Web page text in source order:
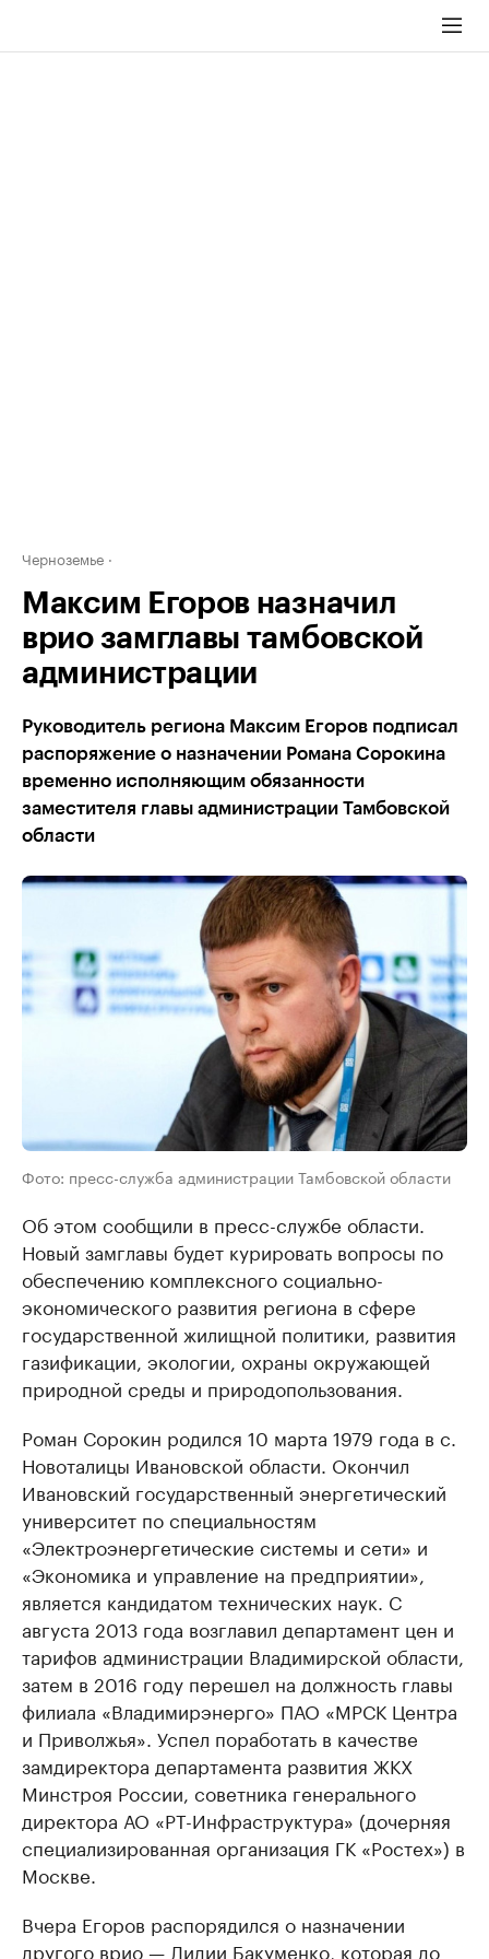
Черноземье
Максим Егоров назначил
врио замглавы тамбовской
администрации
Руководитель региона Максим Егоров подписал
распоряжение о назначении Романа Сорокина
временно исполняющим обязанности
заместителя главы администрации Тамбовской
области
Фото: пресс-служба администрации Тамбовской области
Об этом сообщили в пресс-службе области.
Новый замглавы будет курировать вопросы по
обеспечению комплексного социально-
экономического развития региона в сфере
государственной жилищной политики, развития
газификации, экологии, охраны окружающей
природной среды и природопользования.
Роман Сорокин родился 10 марта 1979 года в с.
Новоталицы Ивановской области. Окончил
Ивановский государственный энергетический
университет по специальностям
«Электроэнергетические системы и сети» и
«Экономика и управление на предприятии»,
является кандидатом технических наук. С
августа 2013 года возглавил департамент цен и
тарифов администрации Владимирской области,
затем в 2016 году перешел на должность главы
филиала «Владимирэнерго» ПАО «МРСК Центра
и Приволжья». Успел поработать в качестве
замдиректора департамента развития ЖКХ
Минстроя России, советника генерального
директора АО «РТ-Инфраструктура» (дочерняя
специализированная организация ГК «Ростех») в
Москве.
Вчера Егоров распорядился о назначении
другого врио — Лидии Бакуменко, которая до